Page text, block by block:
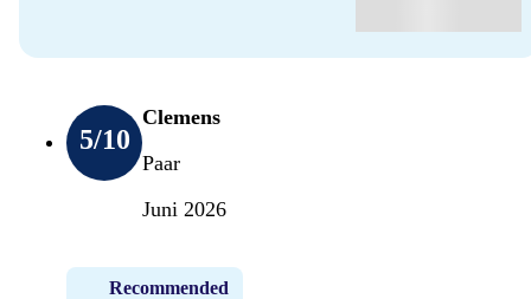
5/10
Clemens
Paar
Juni 2026
Recommended